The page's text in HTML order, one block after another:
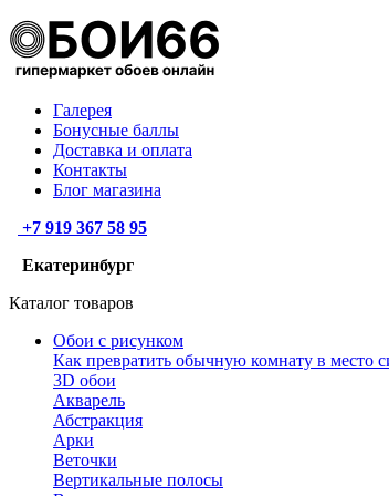
Галерея
Бонусные баллы
Доставка и оплата
Контакты
Блог магазина
+7 919 367 58 95
Екатеринбург
Каталог товаров
Обои с рисунком
Как превратить обычную комнату в место
3D обои
Акварель
Абстракция
Арки
Веточки
Вертикальные полосы